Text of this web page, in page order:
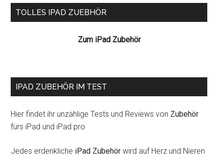
MultiPong
Seitenspalte
TOLLES IPAD ZUEBHÖR
Zum iPad Zubehör
IPAD ZUBEHÖR IM TEST
Hier findet ihr unzählige Tests und Reviews von Zubehör
fürs iPad und iPad pro
Jedes erdenkliche iPad Zubehör wird auf Herz und Nieren